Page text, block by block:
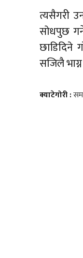
त्यसैगरी
साेधपुछ
छाडिदिने
सजिलै
क्याटेगोरी :